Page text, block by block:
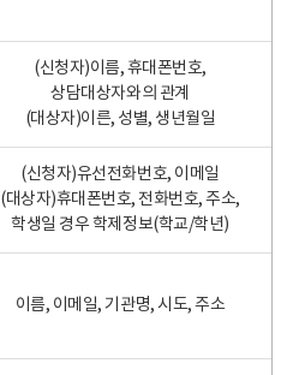
(신청자)이름, 휴대폰번호,
상담대상자와의 관계
(대상자)이른, 성별, 생년월일
(신청자)유선전화번호, 이메일
(대상자)휴대폰번호, 전화번호, 주소,
학생일 경우 학제정보(학교/학년)
이름, 이메일, 기관명, 시도, 주소